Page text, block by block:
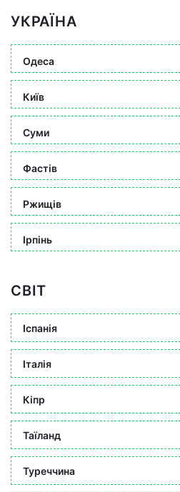
УКРАЇНА
Одеса
Київ
Суми
Фастів
Ржищів
Ірпінь
СВІТ
Іспанія
Італія
Кіпр
Таїланд
Туреччина